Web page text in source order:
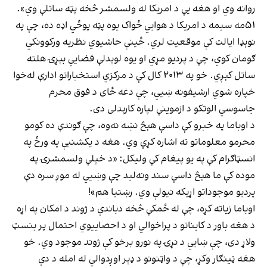
روانه وي او هغه يې د امريکا له ولسمشر څخه پټه ساتلې وي».
۵۱مه سيمه د امريکا د هوايي ځواک يوه پټه پوځي اډه ده، چې په
نوېډا ايالت کې موقعيت لري. ځينې حاشيوي نظريه‌ ورکوونکي
ګومان کوي، چې د پرديو مړي او يوه لوېدلې فضايي بېړۍ هلته
ساتل کېږي. خو په ۲۰۱۳ کال کې د مرکزي استخباراتو ادارې له‌خوا
خپاره شوي ارشيفونه ښيي، چې دغه ځای د فوق‌ محرم
جاسوسي الوتکو د ازموينې لپاره کارېدلی دی.
د اوباما په خبرو کې داسې هېڅ نښه نه‌وه، چې ګوندې ده کومو
محرمو معلوماتو ته اشاره کړې وي. هغه د يکشنبې په ورځ په
انسټاګرام کې په يو پيغام کې وليکل: «د خپلې ولسمشرۍ په
موده کې ما هېڅ داسې سند ونه‌ليد چې وښيي له موږ سره دې
پرديو موجوداتو اړيکه نيولې وي. رښتيا هم»!
اوباما زياته کړه، چې له ځمکې څخه دباندې د ژوند د امکان په اړه
د هغه باور د کایناتو د پراخوالي او د احصاييوي احتمال پر بنسټ
ولاړ دی، چې ښايي د نړۍ په نورو برخو کې ژوند موجود وي. خو
هغه ټينګار وکړ، چې د واټنونو د ډېر اوږدوالي له امله د دې